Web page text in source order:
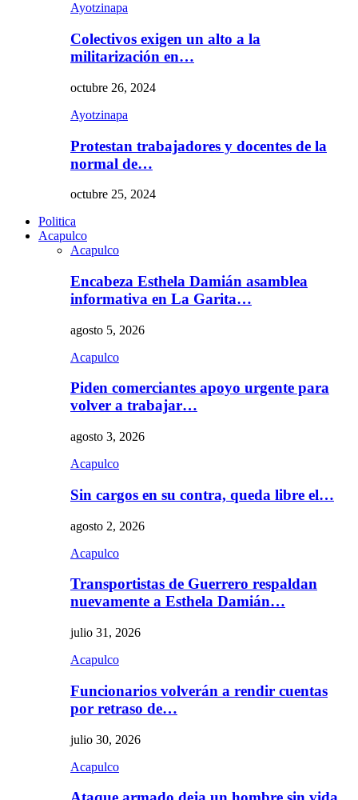
Ayotzinapa
Colectivos exigen un alto a la
militarización en…
octubre 26, 2024
Ayotzinapa
Protestan trabajadores y docentes de la
normal de…
octubre 25, 2024
Politica
Acapulco
Acapulco
Encabeza Esthela Damián asamblea
informativa en La Garita…
agosto 5, 2026
Acapulco
Piden comerciantes apoyo urgente para
volver a trabajar…
agosto 3, 2026
Acapulco
Sin cargos en su contra, queda libre el…
agosto 2, 2026
Acapulco
Transportistas de Guerrero respaldan
nuevamente a Esthela Damián…
julio 31, 2026
Acapulco
Funcionarios volverán a rendir cuentas
por retraso de…
julio 30, 2026
Acapulco